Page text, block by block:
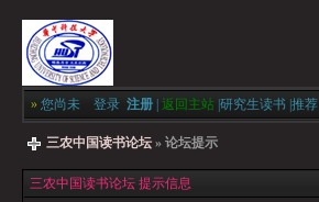
» 您尚未 登录 注册 返回主站 研究生读书 推荐
三农中国读书论坛 » 论坛提示
三农中国读书论坛 提示信息